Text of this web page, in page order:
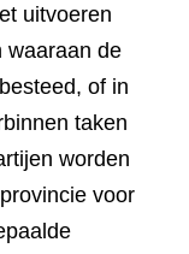
uitvoeren
waaraan de
of in
taken
worden
voor